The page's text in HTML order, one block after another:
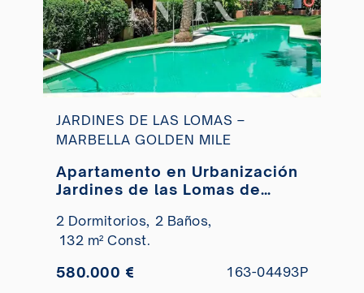
JARDINES DE LAS LOMAS –
MARBELLA GOLDEN MILE
Apartamento en Urbanización
Jardines de las Lomas de
2 Dormitorios, 2 Baños,
132 m² Const.
580.000 € 163-04493P